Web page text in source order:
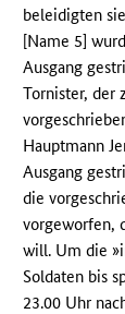
beleidigten
[Name 5]
Ausgang
Tornister, der
Hauptmann
Ausgang
die
vorgeworfen,
will. Um die
Soldaten bis
23.00 Uhr